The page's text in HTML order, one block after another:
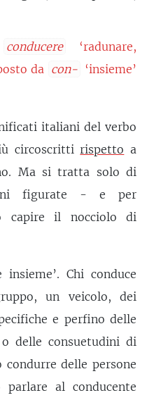
conducere
‘radunare,
da con- ‘insieme’
italiani del verbo
circoscritti rispetto a
Ma si tratta solo di
figurate - e per
capire il nocciolo di
Chi conduce
un veicolo, dei
e perfino delle
delle consuetudini di
condurre delle persone
al conducente